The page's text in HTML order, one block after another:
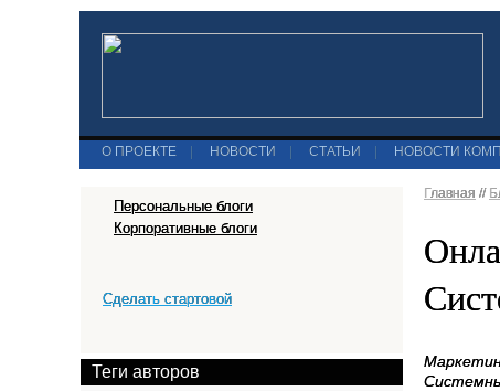
О ПРОЕКТЕ НОВОСТИ СТАТЬИ НОВОСТИ
Персональные блоги
Корпоративные блоги
Сделать стартовой
Теги авторов
Главная //